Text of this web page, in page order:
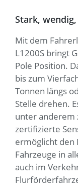
Stark,
Mit dem
L1200S bringt
Pole Position.
bis zum
Tonnen längs
Stelle drehen.
unter anderem
zertifizierte
ermöglicht den
Fahrzeuge in
auch im